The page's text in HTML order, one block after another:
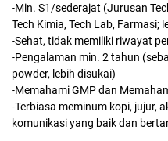
-Min. S1/sederajat (Jurusan
Tech Kimia, Tech Lab, Farmasi;
-Sehat, tidak memiliki riwayat
-Pengalaman min. 2 tahun
powder, lebih disukai)
-Memahami GMP dan
-Terbiasa meminum kopi, jujur,
komunikasi yang baik dan